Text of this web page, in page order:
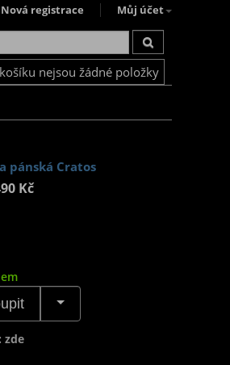
Nová registrace Můj účet
nejsou žádné položky
pánská Cratos
Kč
zde